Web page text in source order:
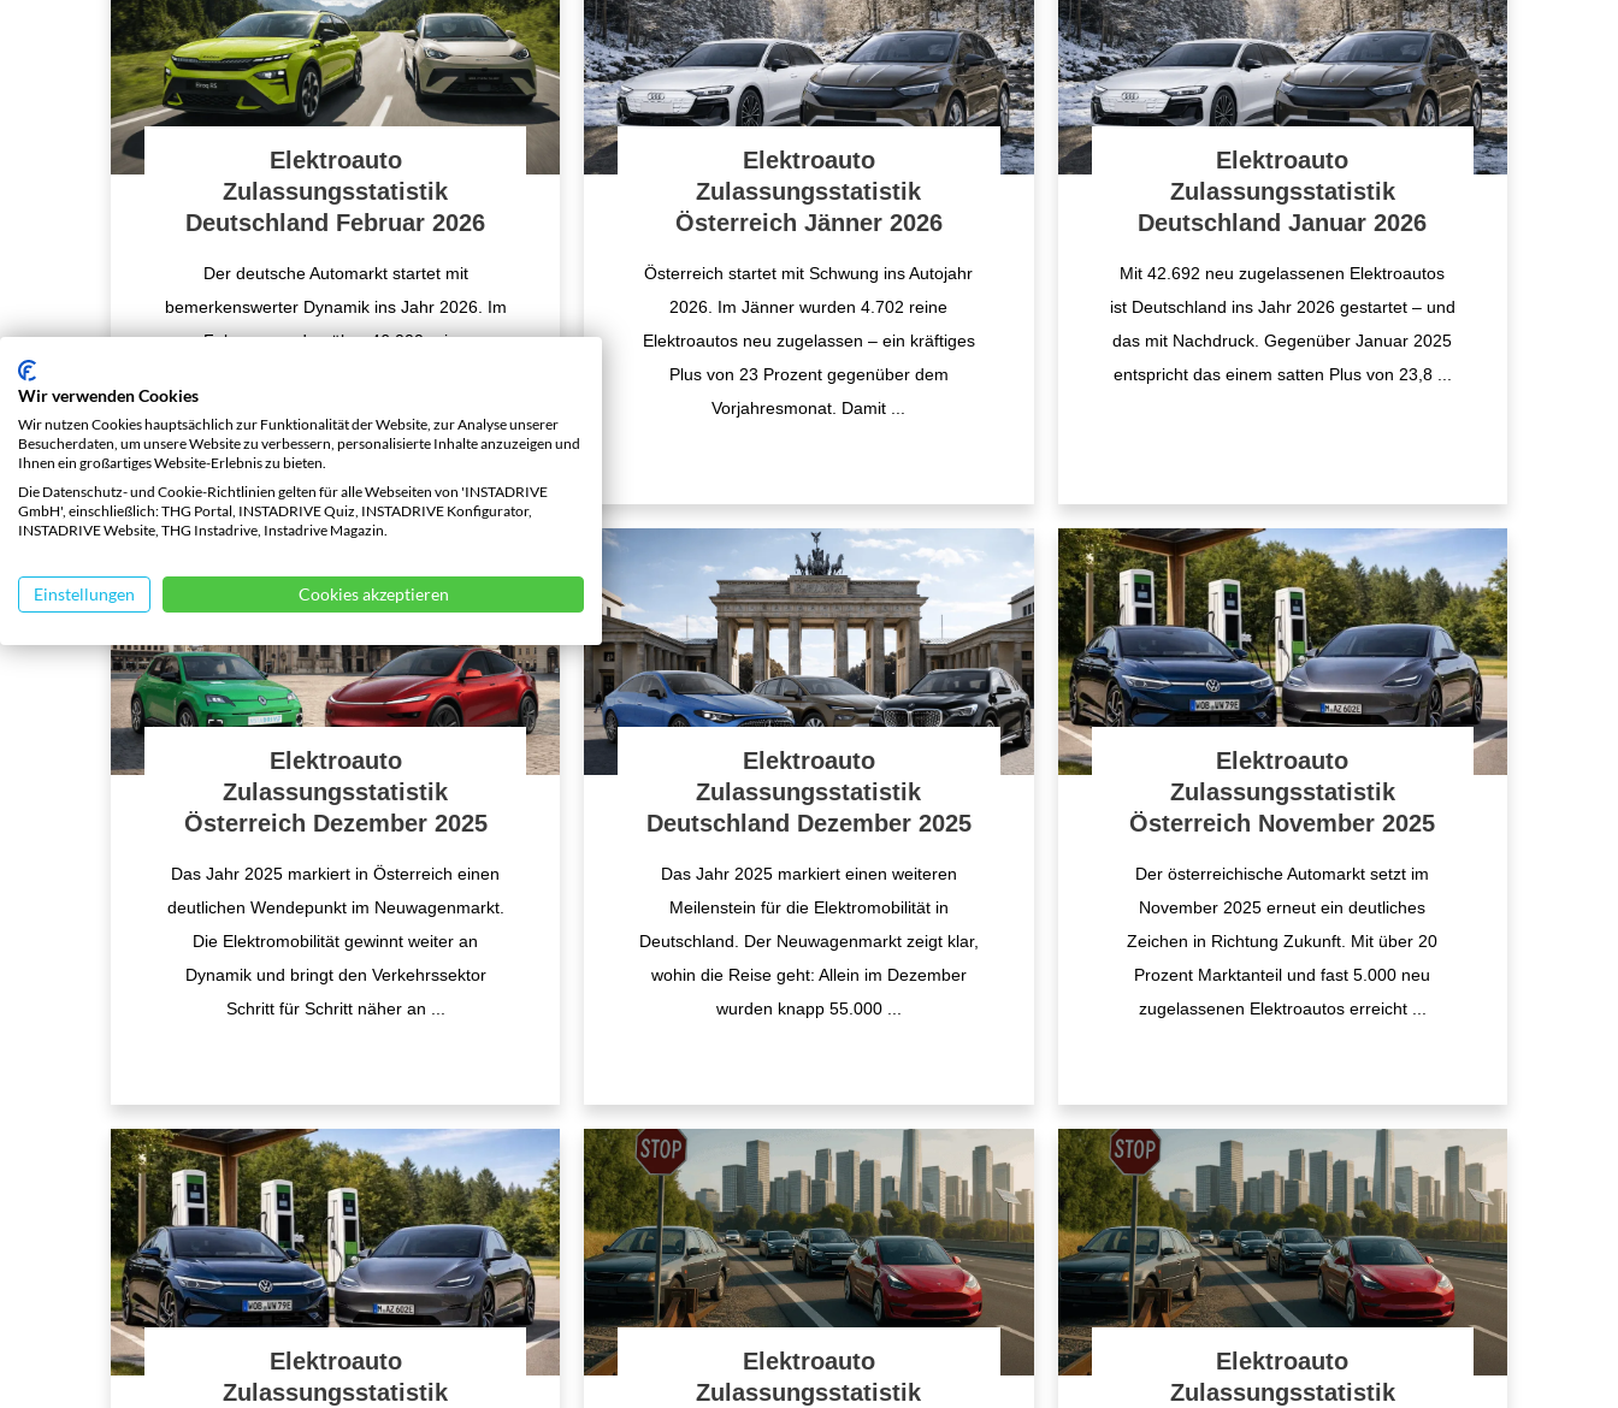
Elektroauto
Zulassungsstatistik
Deutschland Februar 2026
Der deutsche Automarkt startet mit
bemerkenswerter Dynamik ins Jahr 2026. Im
Februar wurden über 46.000 reine
Elektroauto
Zulassungsstatistik
Österreich Jänner 2026
Österreich startet mit Schwung ins Autojahr
2026. Im Jänner wurden 4.702 reine
Elektroautos neu zugelassen – ein kräftiges
Plus von 23 Prozent gegenüber dem
Vorjahresmonat. Damit
Elektroauto
Zulassungsstatistik
Deutschland Januar 2026
Mit 42.692 neu zugelassenen Elektroautos
ist Deutschland ins Jahr 2026 gestartet – und
das mit Nachdruck. Gegenüber Januar 2025
entspricht das einem satten Plus von 23,8
Elektroauto
Zulassungsstatistik
Österreich Dezember 2025
Das Jahr 2025 markiert in Österreich einen
deutlichen Wendepunkt im Neuwagenmarkt.
Die Elektromobilität gewinnt weiter an
Dynamik und bringt den Verkehrssektor
Schritt für Schritt näher an
Elektroauto
Zulassungsstatistik
Deutschland Dezember 2025
Das Jahr 2025 markiert einen weiteren
Meilenstein für die Elektromobilität in
Deutschland. Der Neuwagenmarkt zeigt klar,
wohin die Reise geht: Allein im Dezember
wurden knapp 55.000
Elektroauto
Zulassungsstatistik
Österreich November 2025
Der österreichische Automarkt setzt im
November 2025 erneut ein deutliches
Zeichen in Richtung Zukunft. Mit über 20
Prozent Marktanteil und fast 5.000 neu
zugelassenen Elektroautos erreicht
Elektroauto
Zulassungsstatistik
Elektroauto
Zulassungsstatistik
Elektroauto
Zulassungsstatistik
Wir verwenden Cookies
Wir nutzen Cookies hauptsächlich zur Funktionalität der Website, zur Analyse unserer
Besucherdaten, um unsere Website zu verbessern, personalisierte Inhalte anzuzeigen und
Ihnen ein großartiges Website-Erlebnis zu bieten.
Die Datenschutz- und Cookie-Richtlinien gelten für alle Webseiten von 'INSTADRIVE
GmbH', einschließlich: THG Portal, INSTADRIVE Quiz, INSTADRIVE Konfigurator,
INSTADRIVE Website, THG Instadrive, Instadrive Magazin.
Einstellungen Cookies akzeptieren